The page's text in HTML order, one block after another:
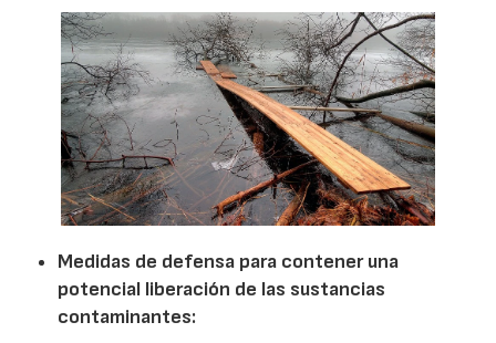
Medidas de defensa para contener una
potencial liberación de las sustancias
contaminantes: